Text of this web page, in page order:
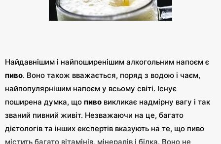
Найдавнішим і найпоширенішим алкогольним напоєм є
пиво. Воно також вважається, поряд з водою і чаєм,
найпопулярнішим напоєм у всьому світі. Існує
поширена думка, що пиво викликає надмірну вагу і так
званий пивний живіт. Незважаючи на це, багато
дієтологів та інших експертів вказують на те, що пиво
містить багато вітамінів, мінералів і білка. Воно не